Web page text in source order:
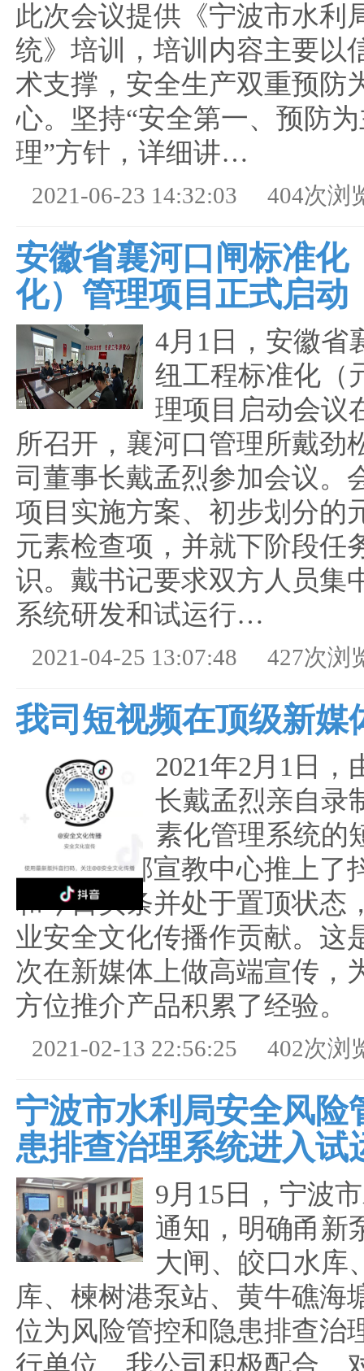
此次会议提供《宁波市水利
统》培训，培训内容主要以
术支撑，安全生产双重预防
心。坚持“安全第一、预防
理”方针，详细讲…
2021-06-23 14:32:03 404次浏
安徽省襄河口闸标准化
化）管理项目正式启动
4月1日，安徽省
纽工程标准化（
理项目启动会议
所召开，襄河口管理所戴劲
司董事长戴孟烈参加会议。
项目实施方案、初步划分的
元素检查项，并就下阶段任
识。戴书记要求双方人员集
系统研发和试运行…
2021-04-25 13:07:48 427次浏
我司短视频在顶级新媒
2021年2月1日，
长戴孟烈亲自录
素化管理系统的
应急管理部宣教中心推上了
和今日头条并处于置顶状态
业安全文化传播作贡献。这
次在新媒体上做高端宣传，
方位推介产品积累了经验。
2021-02-13 22:56:25 402次浏
宁波市水利局安全风险
患排查治理系统进入试
9月15日，宁波
通知，明确甬新
大闸、皎口水库
库、楝树港泵站、黄牛礁海
位为风险管控和隐患排查治
行单位。我公司积极配合，